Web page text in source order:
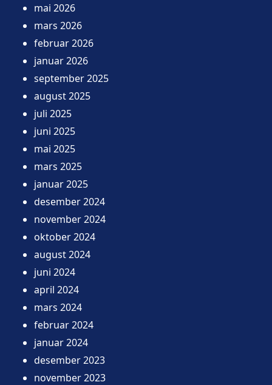
mai 2026
mars 2026
februar 2026
januar 2026
september 2025
august 2025
juli 2025
juni 2025
mai 2025
mars 2025
januar 2025
desember 2024
november 2024
oktober 2024
august 2024
juni 2024
april 2024
mars 2024
februar 2024
januar 2024
desember 2023
november 2023